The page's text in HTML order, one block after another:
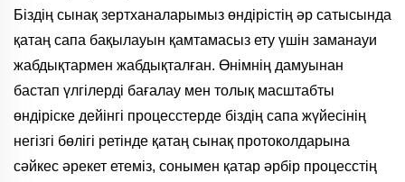
Біздің сынақ зертханаларымыз өндірістің әр сатысында
қатаң сапа бақылауын қамтамасыз ету үшін заманауи
жабдықтармен жабдықталған. Өнімнің дамуынан
бастап үлгілерді бағалау мен толық масштабты
өндіріске дейінгі процесстерде біздің сапа жүйесінің
негізгі бөлігі ретінде қатаң сынақ протоколдарына
сәйкес әрекет етеміз, сонымен қатар әрбір процесстің